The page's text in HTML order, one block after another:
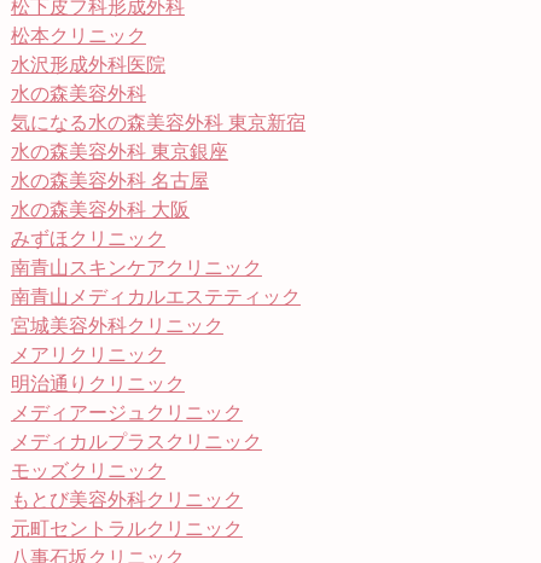
松下皮フ科形成外科
松本クリニック
水沢形成外科医院
水の森美容外科
気になる水の森美容外科 東京新宿
水の森美容外科 東京銀座
水の森美容外科 名古屋
水の森美容外科 大阪
みずほクリニック
南青山スキンケアクリニック
南青山メディカルエステティック
宮城美容外科クリニック
メアリクリニック
明治通りクリニック
メディアージュクリニック
メディカルプラスクリニック
モッズクリニック
もとび美容外科クリニック
元町セントラルクリニック
八事石坂クリニック